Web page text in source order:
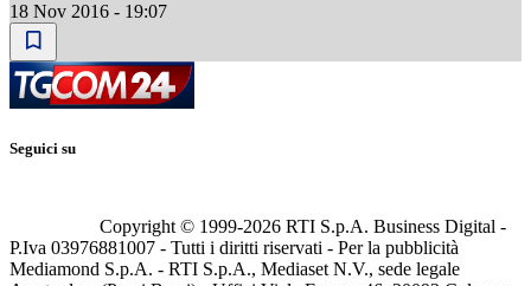
18 Nov 2016 - 19:07
Seguici su
Copyright © 1999-2026 RTI S.p.A. Business Digital -
P.Iva 03976881007 - Tutti i diritti riservati - Per la pubblicità
Mediamond S.p.A. - RTI S.p.A., Mediaset N.V., sede legale